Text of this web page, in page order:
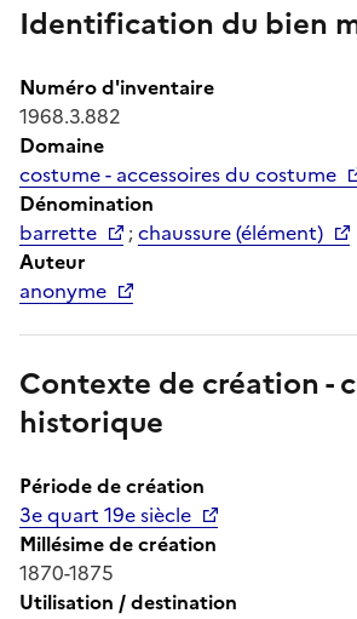
Identification du bien
Numéro d'inventaire
1968.3.882
Domaine
costume - accessoires du costume
Dénomination
barrette
;chaussure (élément)
Auteur
anonyme
Contexte de création -
historique
Période de création
3e quart 19e siècle
Millésime de création
1870-1875
Utilisation / destination